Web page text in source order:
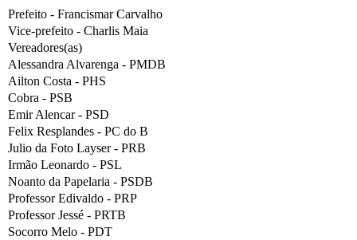
Prefeito - Francismar Carvalho
Vice-prefeito - Charlis Maia
Vereadores(as)
Alessandra Alvarenga - PMDB
Ailton Costa - PHS
Cobra - PSB
Emir Alencar - PSD
Felix Resplandes - PC do B
Julio da Foto Layser - PRB
Irmão Leonardo - PSL
Noanto da Papelaria - PSDB
Professor Edivaldo - PRP
Professor Jessé - PRTB
Socorro Melo - PDT